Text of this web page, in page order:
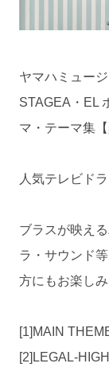
ヤマハミュー
STAGEA・EL
マ・テーマ集【
人気テレビド
ブラスが映え
ラ・サウンド
方にもお楽し
[1]MAIN
[2]LEGAL-